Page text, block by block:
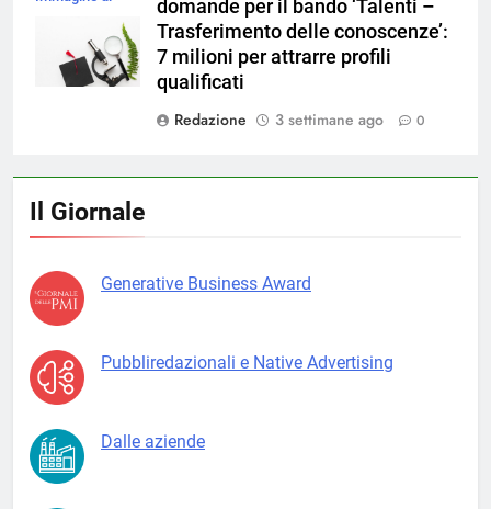
domande per il bando ‘Talenti –
Trasferimento delle conoscenze’:
7 milioni per attrarre profili
qualificati
Redazione
3 settimane ago 0
Il Giornale
Generative Business Award
Pubbliredazionali e Native Advertising
Dalle aziende